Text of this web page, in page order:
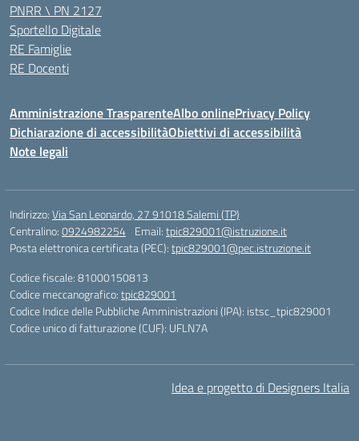
PNRR \ PN 2127
Sportello Digitale
RE Famiglie
RE Docenti
Amministrazione TrasparenteAlbo onlinePrivacy Policy
Dichiarazione di accessibilitàObiettivi di accessibilità
Note legali
Indirizzo:Via San Leonardo, 27 91018 Salemi (TP)
Centralino:0924982254 Email:tpic829001@istruzione.it
Posta elettronica certificata (PEC):tpic829001@pec.istruzione.it
Codice fiscale: 81000150813
Codice meccanografico:tpic829001
Codice Indice delle Pubbliche Amministrazioni (IPA): istsc_tpic829001
Codice unico di fatturazione (CUF): UFLN7A
Idea e progetto di Designers Italia